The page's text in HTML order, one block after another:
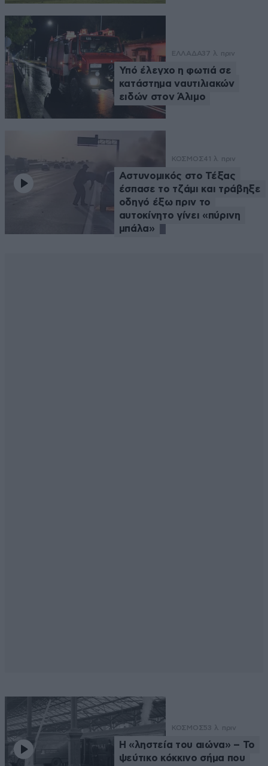
ΕΛΛΑΔΑ37 λ. πριν
Υπό έλεγχο η φωτιά σε
κατάστημα ναυτιλιακών
ειδών στον Άλιμο
ΚΟΣΜΟΣ41 λ. πριν
Αστυνομικός στο Τέξας
έσπασε το τζάμι και τράβηξε
οδηγό έξω πριν το
αυτοκίνητο γίνει «πύρινη
μπάλα»
ΚΟΣΜΟΣ53 λ. πριν
Η «ληστεία του αιώνα» – Το
ψεύτικο κόκκινο σήμα που